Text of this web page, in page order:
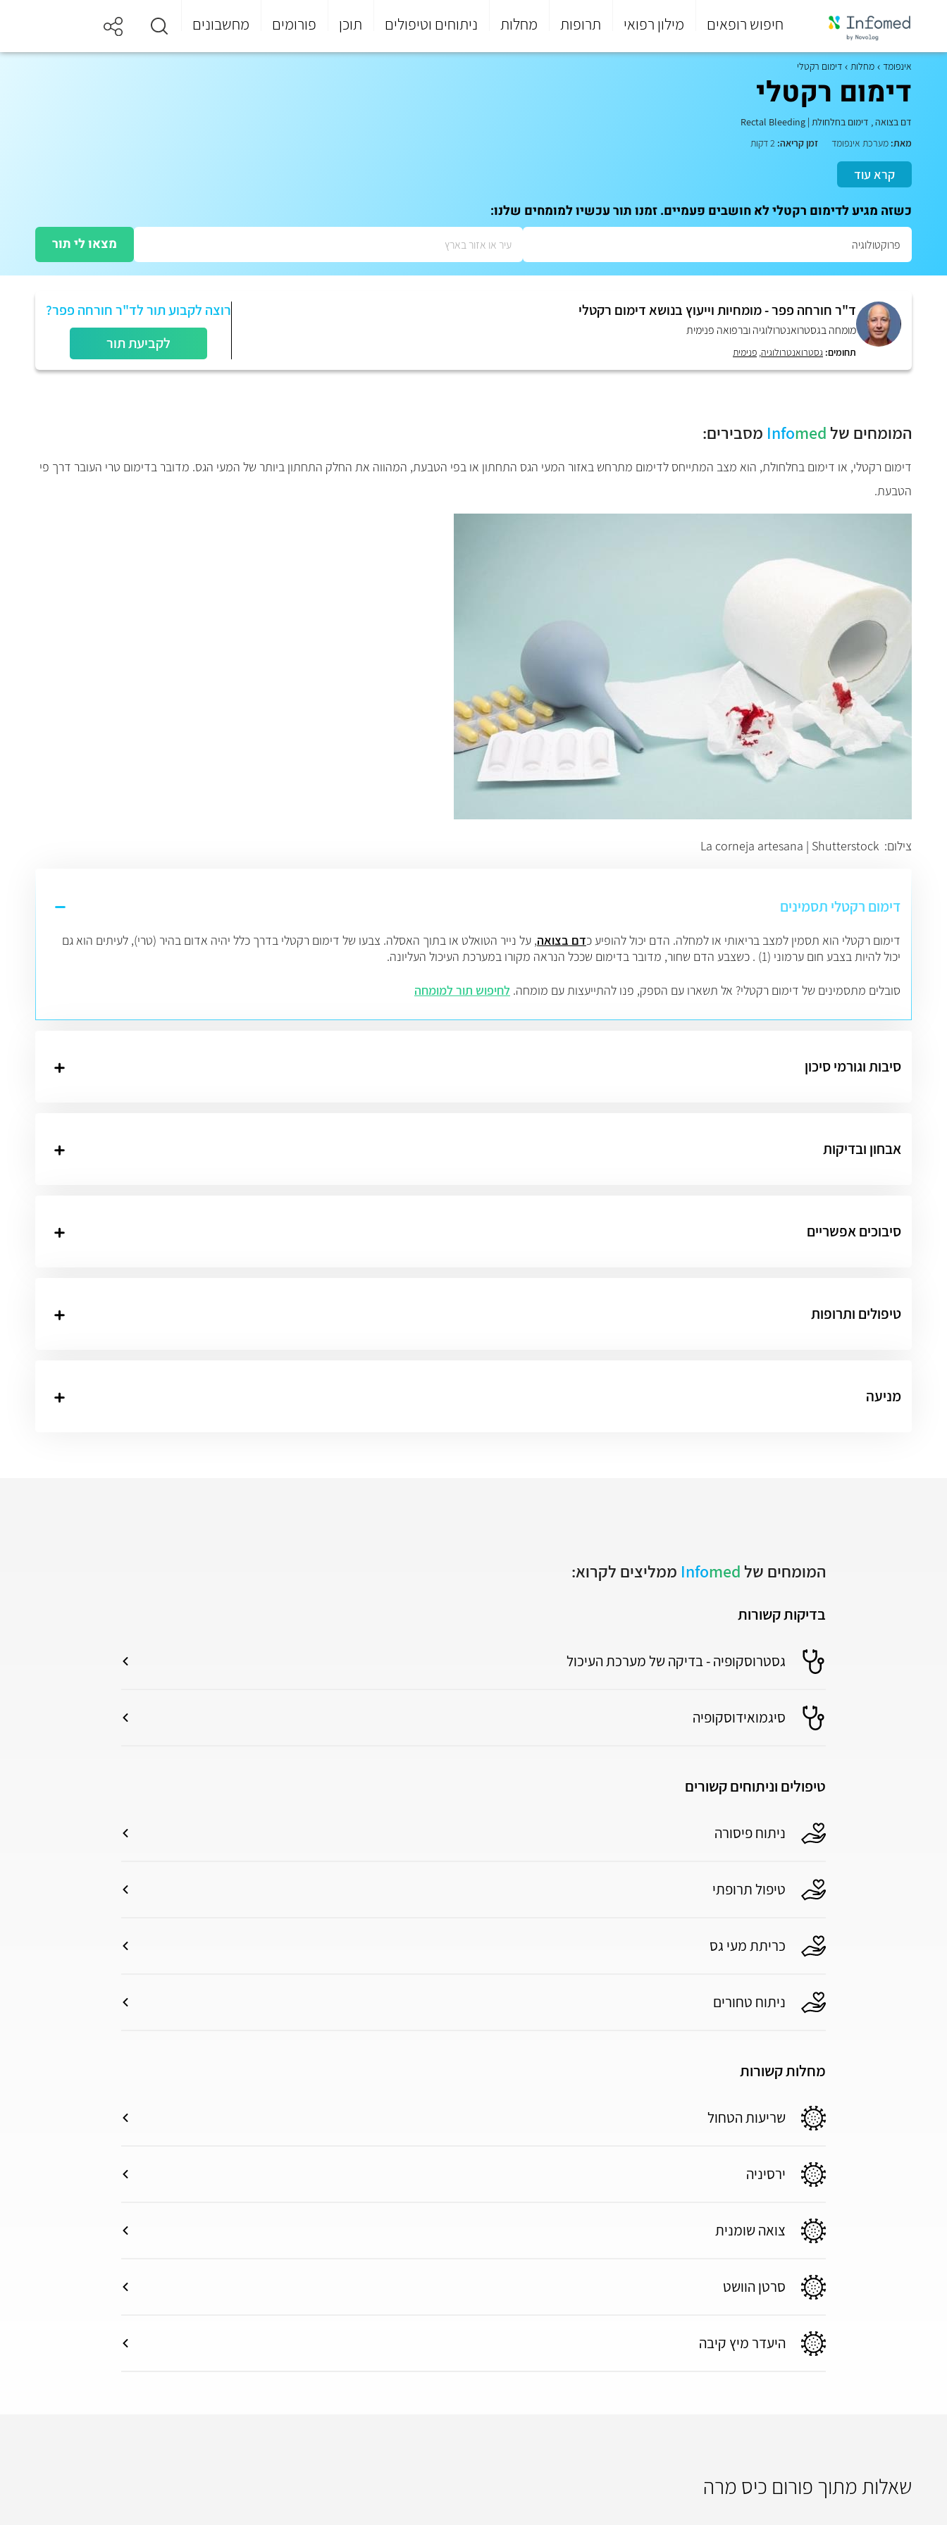
חיפוש רופאים מילון רפואי תרופות מחלות ניתוחים וטיפולים תוכן פורומים מחשבונים
סוף
הראשי.
אינפומד מחלות דימום רקטלי
דימום רקטלי
דם בצואה, דימום בחלחולת |
Rectal Bleeding
מאת: מערכת אינפומד זמן קריאה:
קרא עוד
כשזה מגיע לדימום רקטלי לא חושבים פעמיים. זמנו תור עכשיו למומחים שלנו:
מצאו לי תור
ד"ר חורחה פפר - מומחיות וייעוץ בנושא דימום רקטלי
מומחה בגסטרואנטרולוגיה וברפואה פנימית
תחומים: גסטרואנטרולוגיה, פנימית
רוצה לקבוע תור לד"ר חורחה פפר?
לקביעת תור
המומחים של Infomed מסבירים:
דימום רקטלי, או דימום בחלחולת, הוא מצב המתייחס לדימום מתרחש באזור המעי הגס התחתון או בפי הטבעת, המהווה את החלק התחתון ביותר של המעי הגס. מדובר בדימום טרי העובר דרך פי
הטבעת.
צילום: La corneja artesana | Shutterstock
דימום רקטלי תסמינים
דימום רקטלי הוא תסמין למצב בריאותי או למחלה. הדם יכול להופיע כדם בצואה, על נייר הטואלט או בתוך האסלה. צבעו של דימום רקטלי בדרך כלל יהיה אדום בהיר (טרי), לעיתים הוא גם
יכול להיות בצבע חום ערמוני (1) . כשצבע הדם שחור, מדובר בדימום שככל הנראה מקורו במערכת העיכול העליונה.
סובלים מתסמינים של דימום רקטלי? אל תשארו עם הספק, פנו להתייעצות עם מומחה. לחיפוש תור למומחה
סיבות וגורמי סיכון
אבחון ובדיקות
סיבוכים אפשריים
טיפולים ותרופות
מניעה
המומחים של Infomed ממליצים לקרוא:
בדיקות קשורות
גסטרוסקופיה - בדיקה של מערכת העיכול
סיגמואידוסקופיה
טיפולים וניתוחים קשורים
ניתוח פיסורה
טיפול תרופתי
כריתת מעי גס
ניתוח טחורים
מחלות קשורות
שריעות הטחול
ירסיניה
צואה שומנית
סרטן הוושט
היעדר מיץ קיבה
שאלות מתוך פורום כיס מרה